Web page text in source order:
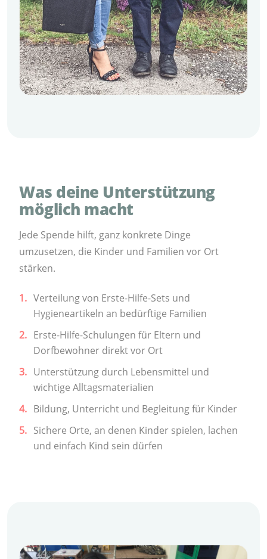
Was deine Unterstützung
möglich macht
Jede Spende hilft, ganz konkrete Dinge
umzusetzen, die Kinder und Familien vor Ort
stärken.
Verteilung von Erste-Hilfe-Sets und
Hygieneartikeln an bedürftige Familien
Erste-Hilfe-Schulungen für Eltern und
Dorfbewohner direkt vor Ort
Unterstützung durch Lebensmittel und
wichtige Alltagsmaterialien
Bildung, Unterricht und Begleitung für Kinder
Sichere Orte, an denen Kinder spielen, lachen
und einfach Kind sein dürfen